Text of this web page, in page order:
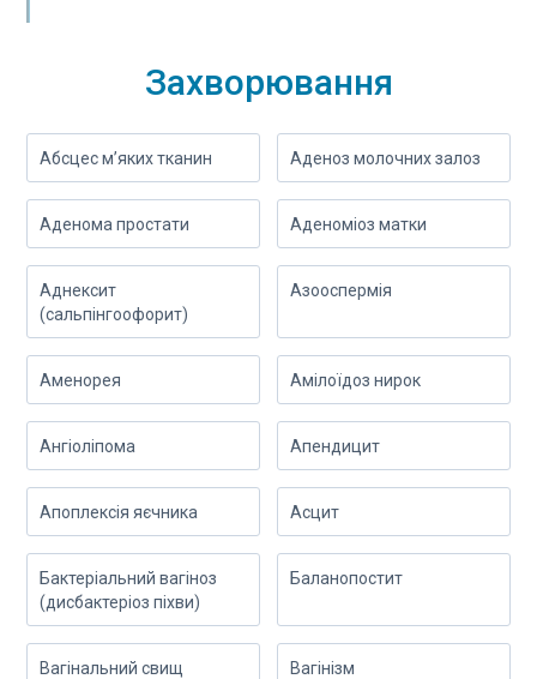
Захворювання
Абсцес м’яких тканин Аденоз молочних залоз
Аденома простати Аденоміоз матки
Аднексит
(сальпінгоофорит)
Азооспермія
Аменорея Амілоїдоз нирок
Ангіоліпома Апендицит
Апоплексія яєчника Асцит
Бактеріальний вагіноз
(дисбактеріоз піхви)
Баланопостит
Вагінальний свищ Вагінізм